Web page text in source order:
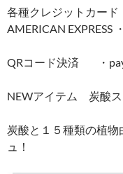
各種クレジットカード
AMERICAN EXPRESS
QRコード決済 ・
NEWアイテム 炭酸
炭酸と１５種類の植
ュ！